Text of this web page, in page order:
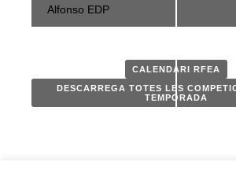
Alfonso EDP
CALENDARI RFEA
DESCARREGA TOTES LES
TEMPORADA